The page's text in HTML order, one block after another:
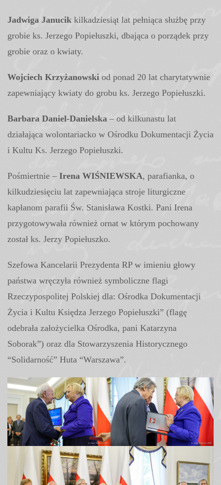
Jadwiga Janucik kilkadziesiąt lat pełniąca służbę przy
grobie ks. Jerzego Popiełuszki, dbająca o porządek przy
grobie oraz o kwiaty.
Wojciech Krzyżanowski od ponad 20 lat charytatywnie
zapewniający kwiaty do grobu ks. Jerzego Popiełuszki.
Barbara Daniel-Danielska – od kilkunastu lat
działająca wolontariacko w Ośrodku Dokumentacji Życia
i Kultu Ks. Jerzego Popiełuszki.
Pośmiertnie – Irena WIŚNIEWSKA, parafianka, o
kilkudziesięciu lat zapewniająca stroje liturgiczne
kapłanom parafii Św. Stanisława Kostki. Pani Irena
przygotowywała również ornat w którym pochowany
został ks. Jerzy Popiełuszko.
Szefowa Kancelarii Prezydenta RP w imieniu głowy
państwa wręczyła również symboliczne flagi
Rzeczypospolitej Polskiej dla: Ośrodka Dokumentacji
Życia i Kultu Księdza Jerzego Popiełuszki” (flagę
odebrała założycielka Ośrodka, pani Katarzyna
Soborak”) oraz dla Stowarzyszenia Historycznego
“Solidarność” Huta “Warszawa”.